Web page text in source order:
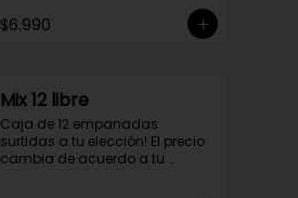
(Sprite, Coca Cola u otros)
$6.990
Mix 12 libre
Caja de 12 empanadas
surtidas a tu elección! El precio
cambia de acuerdo a tu